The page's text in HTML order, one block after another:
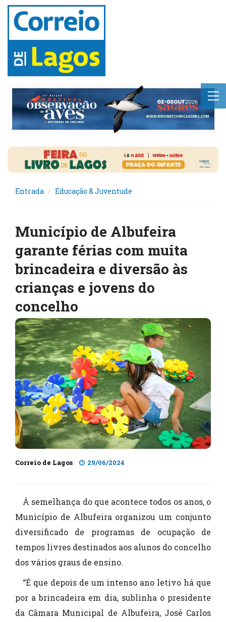
Entrada Educação & Juventude
Município de Albufeira
garante férias com muita
brincadeira e diversão às
crianças e jovens do
concelho
Correio de Lagos 29/06/2024
À semelhança do que acontece todos os anos, o
Município de Albufeira organizou um conjunto
diversificado de programas de ocupação de
tempos livres destinados aos alunos do concelho
dos vários graus de ensino.
“É que depois de um intenso ano letivo há que
por a brincadeira em dia, sublinha o presidente
da Câmara Municipal de Albufeira, José Carlos